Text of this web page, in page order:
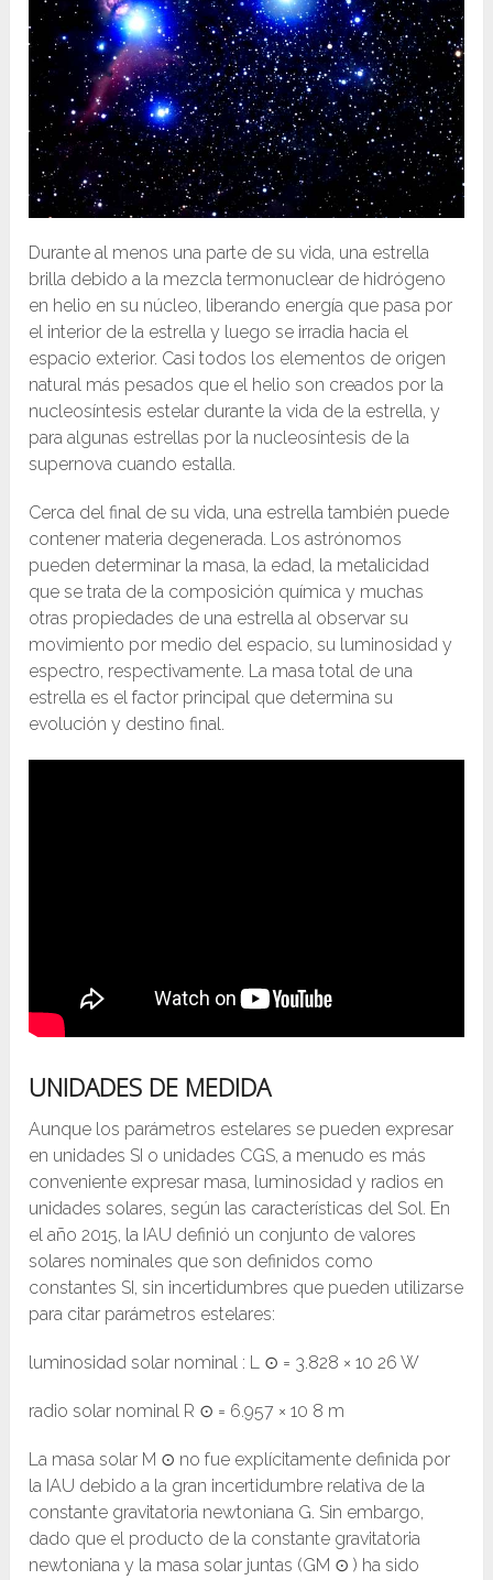
Durante al menos una parte de su vida, una estrella
brilla debido a la mezcla termonuclear de hidrógeno
en helio en su núcleo, liberando energía que pasa por
el interior de la estrella y luego se irradia hacia el
espacio exterior. Casi todos los elementos de origen
natural más pesados que el helio son creados por la
nucleosíntesis estelar durante la vida de la estrella, y
para algunas estrellas por la nucleosíntesis de la
supernova cuando estalla.
Cerca del final de su vida, una estrella también puede
contener materia degenerada. Los astrónomos
pueden determinar la masa, la edad, la metalicidad
que se trata de la composición química y muchas
otras propiedades de una estrella al observar su
movimiento por medio del espacio, su luminosidad y
espectro, respectivamente. La masa total de una
estrella es el factor principal que determina su
evolución y destino final.
UNIDADES DE MEDIDA
Aunque los parámetros estelares se pueden expresar
en unidades SI o unidades CGS, a menudo es más
conveniente expresar masa, luminosidad y radios en
unidades solares, según las características del Sol. En
el año 2015, la IAU definió un conjunto de valores
solares nominales que son definidos como
constantes SI, sin incertidumbres que pueden utilizarse
para citar parámetros estelares:
luminosidad solar nominal : L ⊙ = 3.828 × 10 26 W
radio solar nominal R ⊙ = 6.957 × 10 8 m
La masa solar M ⊙ no fue explícitamente definida por
la IAU debido a la gran incertidumbre relativa de la
constante gravitatoria newtoniana G. Sin embargo,
dado que el producto de la constante gravitatoria
newtoniana y la masa solar juntas (GM ⊙ ) ha sido